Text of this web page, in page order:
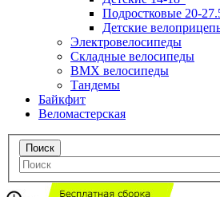
Подростковые 20-
Детские
Электровелосипеды
Складные велосипеды
BMX велосипеды
Тандемы
Байкфит
Веломастерская